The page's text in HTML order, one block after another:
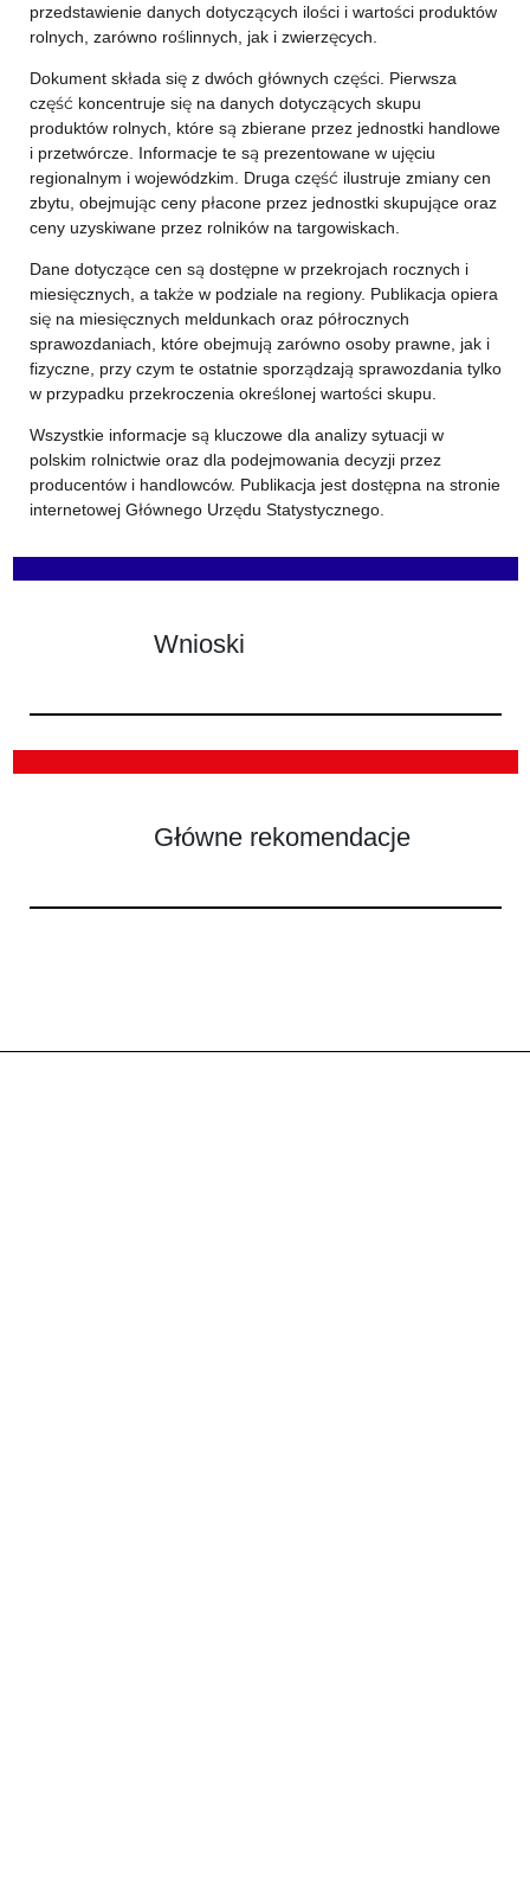
przedstawienie danych dotyczących ilości i wartości produktów
rolnych, zarówno roślinnych, jak i zwierzęcych.
Dokument składa się z dwóch głównych części. Pierwsza
część koncentruje się na danych dotyczących skupu
produktów rolnych, które są zbierane przez jednostki handlowe
i przetwórcze. Informacje te są prezentowane w ujęciu
regionalnym i wojewódzkim. Druga część ilustruje zmiany cen
zbytu, obejmując ceny płacone przez jednostki skupujące oraz
ceny uzyskiwane przez rolników na targowiskach.
Dane dotyczące cen są dostępne w przekrojach rocznych i
miesięcznych, a także w podziale na regiony. Publikacja opiera
się na miesięcznych meldunkach oraz półrocznych
sprawozdaniach, które obejmują zarówno osoby prawne, jak i
fizyczne, przy czym te ostatnie sporządzają sprawozdania tylko
w przypadku przekroczenia określonej wartości skupu.
Wszystkie informacje są kluczowe dla analizy sytuacji w
polskim rolnictwie oraz dla podejmowania decyzji przez
producentów i handlowców. Publikacja jest dostępna na stronie
internetowej Głównego Urzędu Statystycznego.
Wnioski
Główne rekomendacje